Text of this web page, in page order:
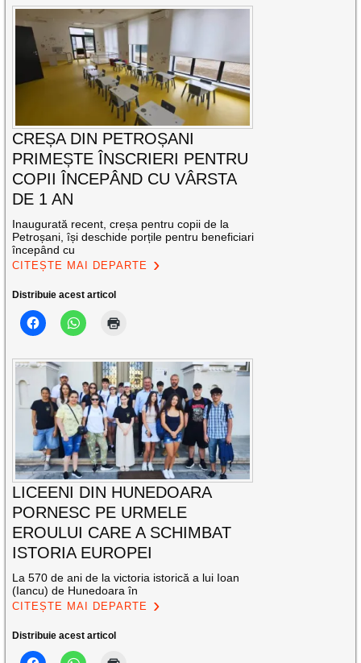
CREȘA DIN PETROȘANI
PRIMEȘTE ÎNSCRIERI PENTRU
COPII ÎNCEPÂND CU VÂRSTA
DE 1 AN
Inaugurată recent, creșa pentru copii de la
Petroșani, își deschide porțile pentru beneficiari
începând cu
CITEȘTE MAI DEPARTE
Distribuie acest articol
LICEENI DIN HUNEDOARA
PORNESC PE URMELE
EROULUI CARE A SCHIMBAT
ISTORIA EUROPEI
La 570 de ani de la victoria istorică a lui Ioan
(Iancu) de Hunedoara în
CITEȘTE MAI DEPARTE
Distribuie acest articol